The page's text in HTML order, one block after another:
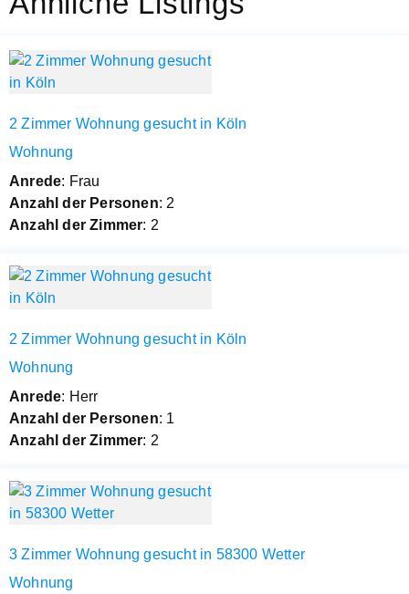
2 Zimmer Wohnung gesucht in Köln
Wohnung
Anrede: Frau
Anzahl der Personen: 2
Anzahl der Zimmer: 2
2 Zimmer Wohnung gesucht in Köln
Wohnung
Anrede: Herr
Anzahl der Personen: 1
Anzahl der Zimmer: 2
3 Zimmer Wohnung gesucht in 58300 Wetter
Wohnung